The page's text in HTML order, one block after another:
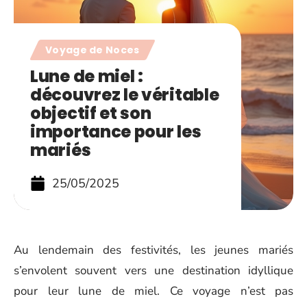
Voyage de Noces
Lune de miel :
découvrez le véritable
objectif et son
importance pour les
mariés
25/05/2025
Au lendemain des festivités, les jeunes mariés
s’envolent souvent vers une destination idyllique
pour leur lune de miel. Ce voyage n’est pas